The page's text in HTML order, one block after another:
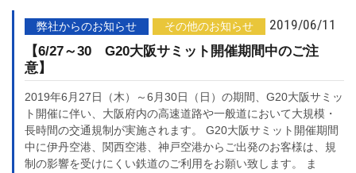
弊社からのお知らせ その他のお知らせ 2019/06/11
【6/27～30 G20大阪サミット開催期間中のご注
意】
2019年6月27日（木）～6月30日（日）の期間、G20大阪サミッ
ト開催に伴い、大阪府内の高速道路や一般道において大規模・
長時間の交通規制が実施されます。 G20大阪サミット開催期間
中に伊丹空港、関西空港、神戸空港からご出発のお客様は、規
制の影響を受けにくい鉄道のご利用をお願い致します。 ま